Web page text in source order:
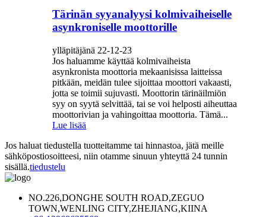
Tärinän syyanalyysi kolmivaiheiselle
asynkroniselle moottorille
ylläpitäjänä 22-12-23
Jos haluamme käyttää kolmivaiheista
asynkronista moottoria mekaanisissa laitteissa
pitkään, meidän tulee sijoittaa moottori vakaasti,
jotta se toimii sujuvasti. Moottorin tärinäilmiön
syy on syytä selvittää, tai se voi helposti aiheuttaa
moottorivian ja vahingoittaa moottoria. Tämä...
Lue lisää
Jos haluat tiedustella tuotteitamme tai hinnastoa, jätä meille
sähköpostiosoitteesi, niin otamme sinuun yhteyttä 24 tunnin
sisällä.tiedustelu
NO.226,DONGHE SOUTH ROAD,ZEGUO
TOWN,WENLING CITY,ZHEJIANG,KIINA